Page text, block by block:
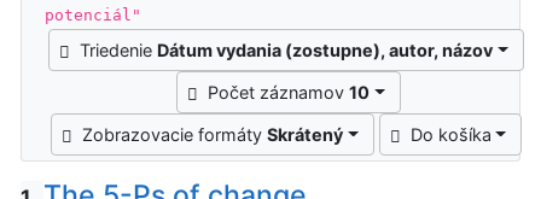
potenciál"
Triedenie Dátum vydania (zostupne), autor, názov
Počet záznamov10
Zobrazovacie formátySkrátený Do košíka